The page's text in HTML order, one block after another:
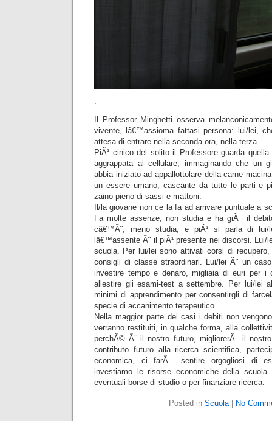
.
Il Professor Minghetti osserva
vivente, lâ€™assioma fattasi persona: lui/lei,
attesa di entrare nella seconda ora, nella terza.
PiÃ¹ cinico del solito il Professore guarda
aggrappata al cellulare, immaginando che un
abbia iniziato ad appallottolare della carne
un essere umano, cascante da tutte le parti e
zaino pieno di sassi e mattoni.
Il/la giovane non ce la fa ad arrivare puntuale a
Fa molte assenze, non studia e ha giÃ il
câ€™Ã¨, meno studia, e piÃ¹ si parla di
lâ€™assente Ã¨ il piÃ¹ presente nei discorsi. Lui/
scuola. Per lui/lei sono attivati corsi di
consigli di classe straordinari. Lui/lei Ã¨ un
investire tempo e denaro, migliaia di euri per
allestire gli esami-test a settembre. Per lui/lei
minimi di apprendimento per consentirgli di
specie di accanimento terapeutico.
Nella maggior parte dei casi i debiti non
verranno restituiti, in qualche forma, alla
perchÃ© Ã¨ il nostro futuro, migliorerÃ il
contributo futuro alla ricerca scientifica,
economica, ci farÃ sentire orgogliosi di
investiamo le risorse economiche della
eventuali borse di studio o per finanziare ricerca.
Posted in Scuola| No